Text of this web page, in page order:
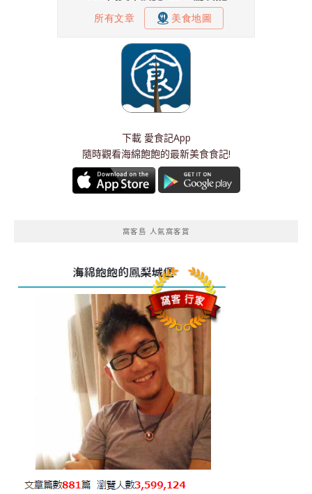
下載 愛食記App
隨時觀看海綿飽飽的最新美食食記!
窩客島 人氣窩客賞